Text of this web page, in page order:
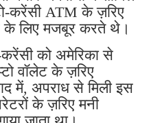
करेंसी ATM के ज़रिए
के लिए मजबूर करते थे।
करेंसी को अमेरिका से
वॉलेट के ज़रिए
में, अपराध से मिली इस
के ज़रिए मनी